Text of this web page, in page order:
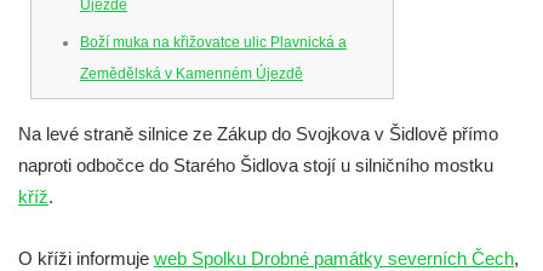
Újezdě
Boží muka na křižovatce ulic Plavnická a
Zemědělská v Kamenném Újezdě
v Kamenném Újezdě
Kříž na křižovatce ulic 5. května a Dělnická
Kříž v Dělnické ulici v Kamenném Újezdě
Na levé straně silnice ze Zákup do Svojkova v Šidlově přímo
naproti odbočce do Starého Šidlova stojí u silničního mostku
kříž.
O kříži informuje web Spolku Drobné památky severních Čech,